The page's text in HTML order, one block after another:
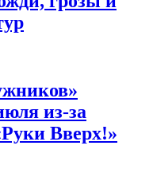
из-за
Вверх!»